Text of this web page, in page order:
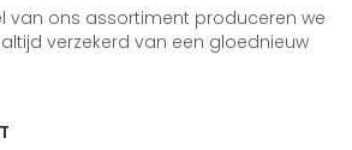
van ons assortiment produceren we
altijd verzekerd van een gloednieuw